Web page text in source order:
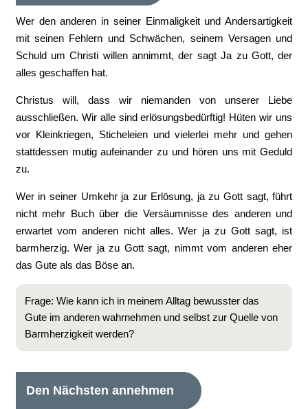
Wer den anderen in seiner Einmaligkeit und Andersartigkeit
mit seinen Fehlern und Schwächen, seinem Versagen und
Schuld um Christi willen annimmt, der sagt Ja zu Gott, der
alles geschaffen hat.
Christus will, dass wir niemanden von unserer Liebe
ausschließen. Wir alle sind erlösungsbedürftig! Hüten wir uns
vor Kleinkriegen, Sticheleien und vielerlei mehr und gehen
stattdessen mutig aufeinander zu und hören uns mit Geduld
zu.
Wer in seiner Umkehr ja zur Erlösung, ja zu Gott sagt, führt
nicht mehr Buch über die Versäumnisse des anderen und
erwartet vom anderen nicht alles. Wer ja zu Gott sagt, ist
barmherzig. Wer ja zu Gott sagt, nimmt vom anderen eher
das Gute als das Böse an.
Frage: Wie kann ich in meinem Alltag bewusster das
Gute im anderen wahrnehmen und selbst zur Quelle von
Barmherzigkeit werden?
Den Nächsten annehmen